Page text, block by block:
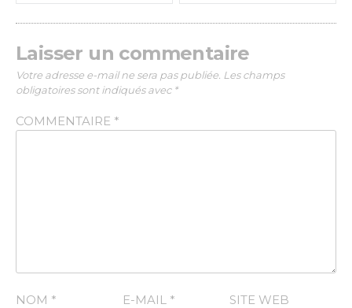
Laisser un commentaire
Votre adresse e-mail ne sera pas publiée. Les champs
obligatoires sont indiqués avec *
COMMENTAIRE *
NOM * E-MAIL * SITE WEB